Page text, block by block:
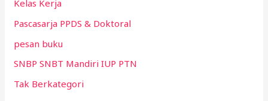
Kelas Kerja
Pascasarja PPDS & Doktoral
pesan buku
SNBP SNBT Mandiri IUP PTN
Tak Berkategori